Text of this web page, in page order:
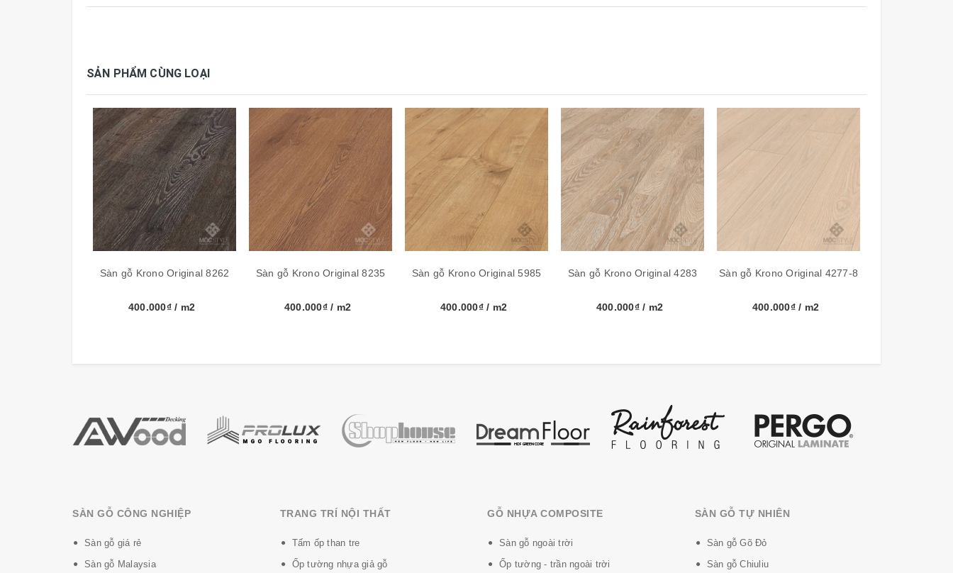
Thông số kỹ thuật:
Thương hiệu Krono Original
Tiêu chuẩn AC5, E1, B1, Class 33
Qui cách 1285 x 192 x 8 mm
Đóng gói 9 tấm, 2.22m2/hộp
Bảo hành sản phẩm 20 năm
SẢN PHẨM CÙNG LOẠI
Sàn gỗ Krono Original 8262
400.000₫/ m2
Sàn gỗ Krono Original 8235
400.000₫/ m2
Sàn gỗ Krono Original 5985
400.000₫/ m2
Sàn gỗ Krono Original 4283
400.000₫/ m2
Sàn gỗ Krono Original 4277-8
400.000₫/ m2
SÀN GỖ CÔNG NGHIỆP
Sàn gỗ giá rẻ
Sàn gỗ Malaysia
TRANG TRÍ NỘI THẤT
Tấm ốp than tre
Ốp tường nhựa giả gỗ
GỖ NHỰA COMPOSITE
Sàn gỗ ngoài trời
Ốp tường - trần ngoài trời
SÀN GỖ TỰ NHIÊN
Sàn gỗ Gõ Đỏ
Sàn gỗ Chiuliu